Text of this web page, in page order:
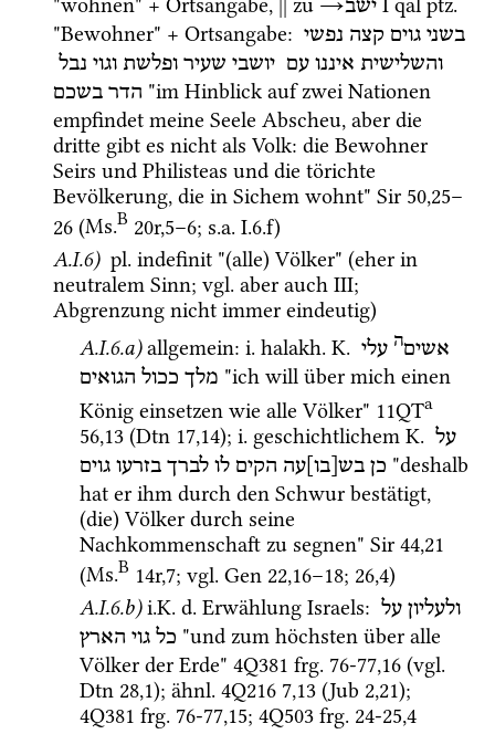
ישב
"Bewohner" + Ortsangabe: בשני גוים קצה נפשי
והשלישית איננו עם יושבי שעיר ופלשת וגוי נבל
הדר בשכם
"im Hinblick auf zwei Nationen
empfindet meine Seele Abscheu, aber die
dritte gibt es nicht als Volk: die Bewohner
Seirs und Philisteas und die törichte
Bevölkerung, die in Sichem wohnt" Sir 50,25–
26 (Ms.B 20r,5–6; s.a. I.6.f)
A.I.6) pl. indefinit "(alle) Völker" (eher in
neutralem Sinn; vgl. aber auch III;
Abgrenzung nicht immer eindeutig)
A.I.6.a)allgemein: i. halakh. K. אשיםה עלי
מלך ככול הגואים
"ich will über mich einen
König einsetzen wie alle Völker" 11QTa
56,13 (Dtn 17,14); i. geschichtlichem K. על
כן בש[בו]עה הקים לו לברך בזרעו גוים
"deshalb
hat er ihm durch den Schwur bestätigt,
(die) Völker durch seine
Nachkommenschaft zu segnen" Sir 44,21
(Ms.B 14r,7; vgl. Gen 22,16–18; 26,4)
A.I.6.b)i.K. d. Erwählung Israels: ולעליון על
כל גוי הארץ
"und zum höchsten über alle
Völker der Erde" 4Q381 frg. 76-77,16 (vgl.
Dtn 28,1); ähnl. 4Q216 7,13 (Jub 2,21)
4Q381 frg. 76-77,15; 4Q503 frg. 24-25,4